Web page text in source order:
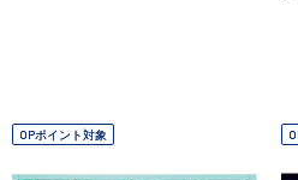
OPポイント対象